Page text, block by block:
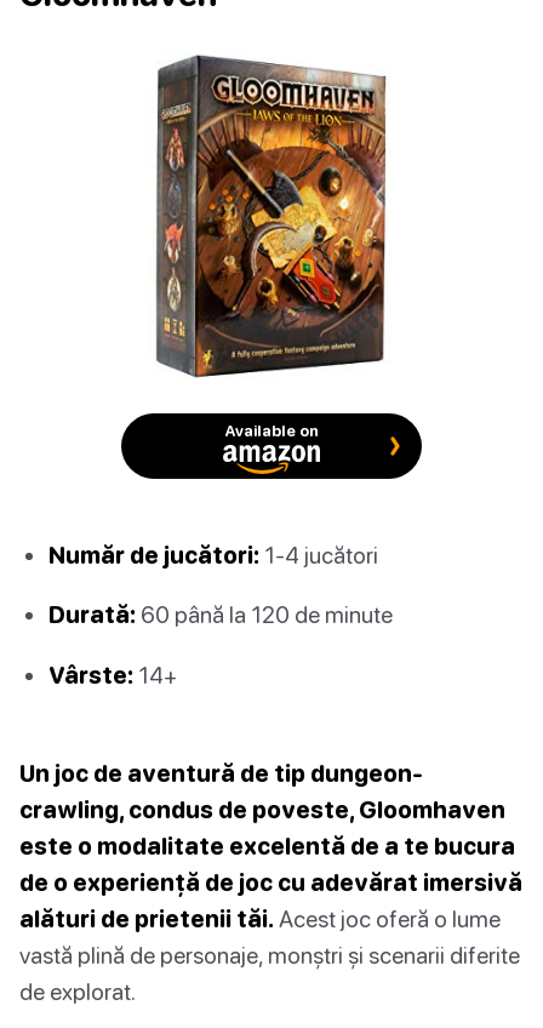
Available on
Număr de jucători: 1-4 jucători
Durată: 60 până la 120 de minute
Vârste: 14+
Un joc de aventură de tip dungeon-
crawling, condus de poveste, Gloomhaven
este o modalitate excelentă de a te bucura
de o experiență de joc cu adevărat imersivă
alături de prietenii tăi. Acest joc oferă o lume
vastă plină de personaje, monștri și scenarii diferite
de explorat.